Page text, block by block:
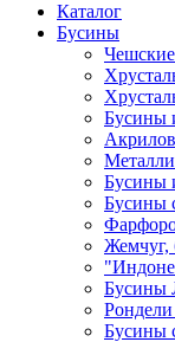
Каталог
Бусины
Бусины
Бусины
Бусины
Жемчуг,
Бусины
Рондели
Бусины